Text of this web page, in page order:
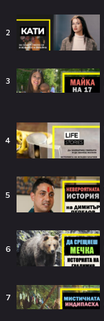
2
3
4
5
6
7
16:02